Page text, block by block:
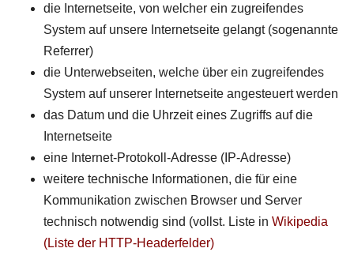
die Internetseite, von welcher ein zugreifendes
System auf unsere Internetseite gelangt (sogenannte
Referrer)
die Unterwebseiten, welche über ein zugreifendes
System auf unserer Internetseite angesteuert werden
das Datum und die Uhrzeit eines Zugriffs auf die
Internetseite
eine Internet-Protokoll-Adresse (IP-Adresse)
weitere technische Informationen, die für eine
Kommunikation zwischen Browser und Server
technisch notwendig sind (vollst. Liste in Wikipedia
(Liste der HTTP-Headerfelder)